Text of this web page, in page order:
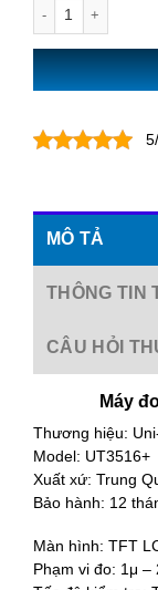
MÔ TẢ
THÔNG TIN
CÂU HỎI
Máy
Thương hiệu:
Model: UT3516+
Xuất xứ: Trung
Bảo hành: 12
Màn hình: TFT
Phạm vi đo: 1μ –